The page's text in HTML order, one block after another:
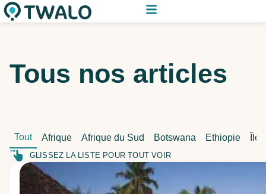
Tous nos articles
Afrique Afrique du Sud Botswana Ethiopie Île
Tout
GLISSEZ LA LISTE POUR TOUT VOIR